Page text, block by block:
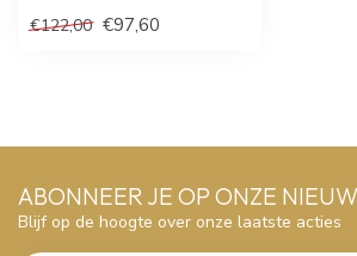
€122,00 €97,60
ABONNEER JE OP ONZE
Blijf op de hoogte over onze laatste acties